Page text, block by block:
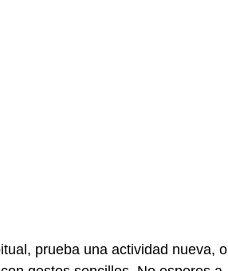
prueba una actividad nueva, o